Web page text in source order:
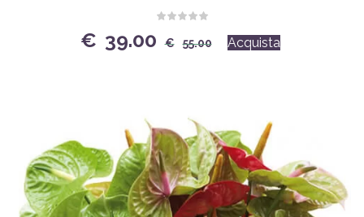
€ 55.00Original
€ 39.00
Current
Acquista